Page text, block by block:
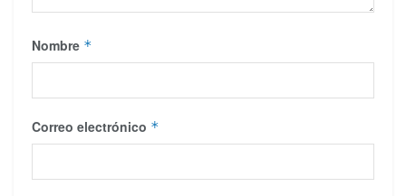
Nombre *
Correo electrónico *